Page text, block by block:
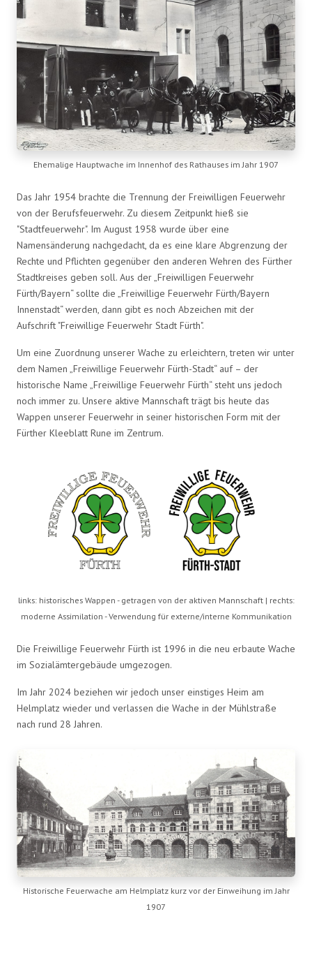
Ehemalige Hauptwache im Innenhof des Rathauses im Jahr 1907
Das Jahr 1954 brachte die Trennung der Freiwilligen Feuerwehr
von der Berufsfeuerwehr. Zu diesem Zeitpunkt hieß sie
"Stadtfeuerwehr". Im August 1958 wurde über eine
Namensänderung nachgedacht, da es eine klare Abgrenzung der
Rechte und Pflichten gegenüber den anderen Wehren des Fürther
Stadtkreises geben soll. Aus der „Freiwilligen Feuerwehr
Fürth/Bayern“ sollte die „Freiwillige Feuerwehr Fürth/Bayern
Innenstadt“ werden, dann gibt es noch Abzeichen mit der
Aufschrift "Freiwillige Feuerwehr Stadt Fürth".
Um eine Zuordnung unserer Wache zu erleichtern, treten wir unter
dem Namen „Freiwillige Feuerwehr Fürth-Stadt“ auf – der
historische Name „Freiwillige Feuerwehr Fürth“ steht uns jedoch
noch immer zu. Unsere aktive Mannschaft trägt bis heute das
Wappen unserer Feuerwehr in seiner historischen Form mit der
Fürther Kleeblatt Rune im Zentrum.
links: historisches Wappen - getragen von der aktiven Mannschaft | rechts:
moderne Assimilation - Verwendung für externe/interne Kommunikation
Die Freiwillige Feuerwehr Fürth ist 1996 in die neu erbaute Wache
im Sozialämtergebäude umgezogen.
Im Jahr 2024 beziehen wir jedoch unser einstiges Heim am
Helmplatz wieder und verlassen die Wache in der Mühlstraße
nach rund 28 Jahren.
Historische Feuerwache am Helmplatz kurz vor der Einweihung im Jahr
1907